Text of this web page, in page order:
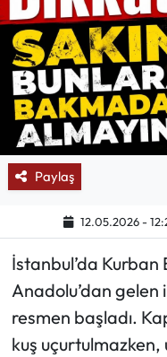
Paylaş
12.05.2026 -
İstanbul’da Kurban
Anadolu’dan gelen
resmen başladı.
kuş
Mektup Galeri
Röportaj
Manşet
Köşe Yazıları
Karikatür Galeri
BIK
ASTROLOJİ
Spor Yazıları